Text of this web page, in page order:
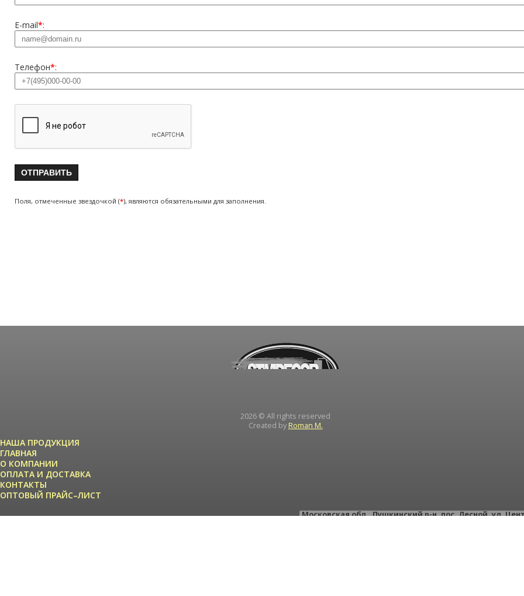
2026 © All rights reserved
Created by Roman M.
НАША ПРОДУКЦИЯ
ГЛАВНАЯ
О КОМПАНИИ
ОПЛАТА И ДОСТАВКА
КОНТАКТЫ
ОПТОВЫЙ ПРАЙС–ЛИСТ
Московская обл.,Пушкинский р-н,пос. Лесной,ул.
E-mail*:
Телефон*:
Поля, отмеченные звездочкой (*), являются обязательными для заполнения.